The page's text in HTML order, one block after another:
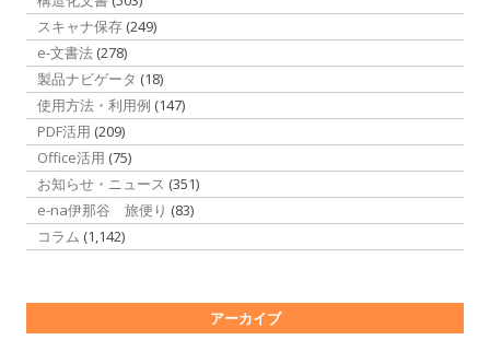
スキャナ保存 (249)
e-文書法 (278)
製品ナビゲータ (18)
使用方法・利用例 (147)
PDF活用 (209)
Office活用 (75)
お知らせ・ニュース (351)
e-na伊那谷 旅便り (83)
コラム (1,142)
アーカイブ